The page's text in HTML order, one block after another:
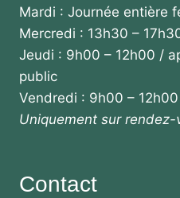
Mardi : Journée entière
Mercredi : 13h30 –
Jeudi : 9h00 – 12h00 /
public
Vendredi : 9h00 –
Uniquement sur
Contact